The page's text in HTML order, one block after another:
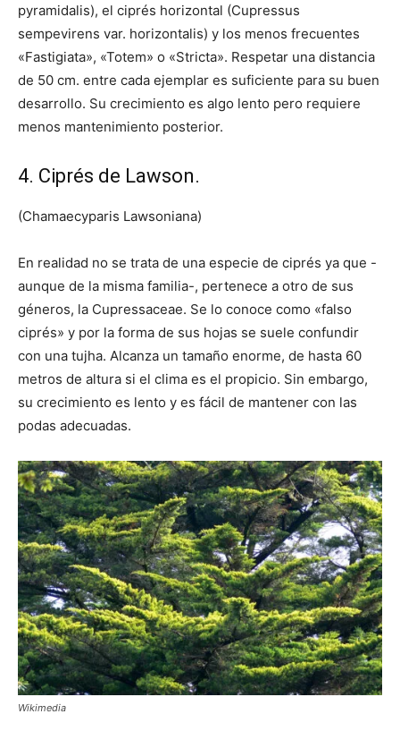
pyramidalis), el ciprés horizontal (Cupressus
sempevirens var. horizontalis) y los menos frecuentes
«Fastigiata», «Totem» o «Stricta». Respetar una distancia
de 50 cm. entre cada ejemplar es suficiente para su buen
desarrollo. Su crecimiento es algo lento pero requiere
menos mantenimiento posterior.
4. Ciprés de Lawson.
(Chamaecyparis Lawsoniana)
En realidad no se trata de una especie de ciprés ya que -
aunque de la misma familia-, pertenece a otro de sus
géneros, la Cupressaceae. Se lo conoce como «falso
ciprés» y por la forma de sus hojas se suele confundir
con una tujha. Alcanza un tamaño enorme, de hasta 60
metros de altura si el clima es el propicio. Sin embargo,
su crecimiento es lento y es fácil de mantener con las
podas adecuadas.
Wikimedia